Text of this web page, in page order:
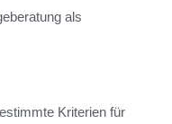
als
Kriterien für